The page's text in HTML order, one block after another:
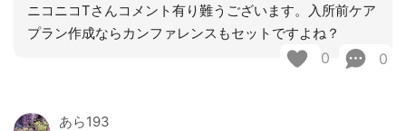
ニコニコTさんコメント有り難うございます。入所前ケア
プラン作成ならカンファレンスもセットですよね？
0 0
あら193